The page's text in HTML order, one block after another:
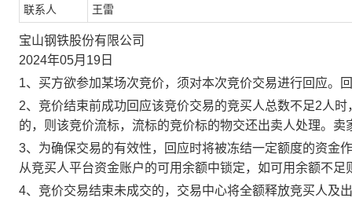
联系人 王雷
宝山钢铁股份有限公司
2024年05月19日
1、买方欲参加某场次竞价，须对本次竞价交易进行回应。
2、竞价结束前成功回应该竞价交易的竞买人总数不足2人
的，则该竞价流标，流标的竞价标的物交还出卖人处理。
3、为确保交易的有效性，回应时将被冻结一定额度的资金
从竞买人平台资金账户的可用余额中锁定，如可用余额不足
4、竞价交易结束未成交的，交易中心将全额释放竞买人及